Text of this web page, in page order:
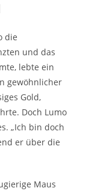
die
und das
lebte ein
gewöhnlicher
Gold,
Doch Lumo
„Ich bin doch
er über die
Maus